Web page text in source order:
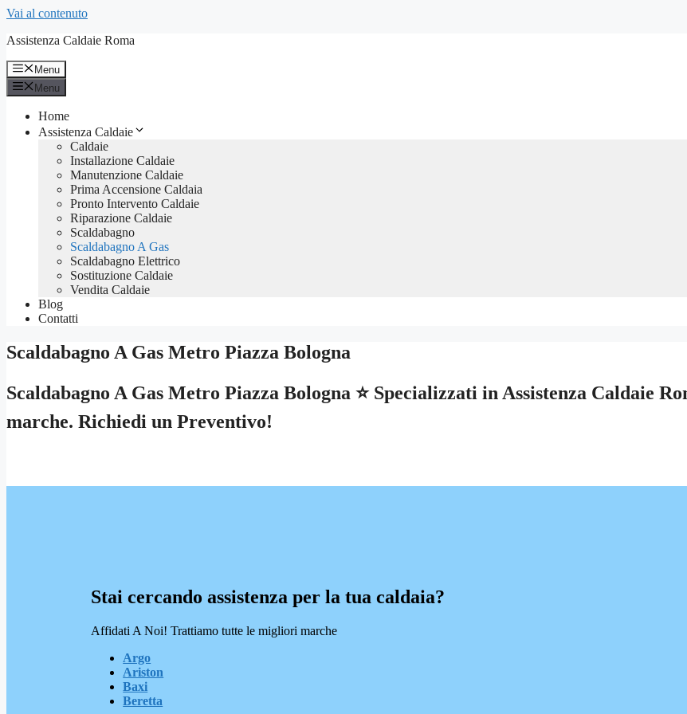
Vai al contenuto
Assistenza Caldaie Roma
Menu
Menu
Home
Assistenza Caldaie
Caldaie
Installazione Caldaie
Manutenzione Caldaie
Prima Accensione Caldaia
Pronto Intervento Caldaie
Riparazione Caldaie
Scaldabagno
Scaldabagno A Gas
Scaldabagno Elettrico
Sostituzione Caldaie
Vendita Caldaie
Blog
Contatti
Scaldabagno A Gas Metro Piazza Bologna
Scaldabagno A Gas Metro Piazza Bologna ⭐ Specializzati in Assistenza Caldaie
marche. Richiedi un Preventivo!
Stai cercando assistenza per la tua caldaia?
Affidati A Noi! Trattiamo tutte le migliori marche
Argo
Ariston
Baxi
Beretta